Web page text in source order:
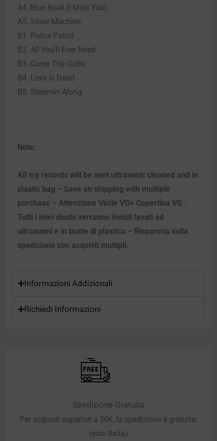
A4. Blue Rock (I Miss You)
A5. Silver Machine
B1. Police Patrol
B2. All You’ll Ever Need
B3. Curse The Gods
B4. Love Is Dead
B5. Steamin’ Along
Note:
All my records will be sent ultrasonic cleaned and in
plastic bag – Save on shipping with multiple
purchase – Attenzione Vinile VG+ Copertina VG .
Tutti i miei dischi verranno inviati lavati ad
ultrasuoni e in buste di plastica – Risparmia sulla
spedizione con acquisti multipli.
Informazioni Addizionali
Richiedi Informazioni
Spedizione Gratuita
Per acquisti superiori a 50€, la spedizione è gratuita.
(solo Italia)